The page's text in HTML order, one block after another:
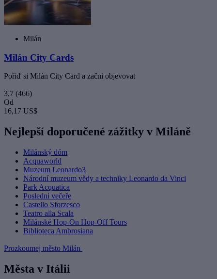
Milán
Milán City Cards
Pořiď si Milán City Card a začni objevovat
3,7 (466)
Od
16,17 US$
Nejlepší doporučené zážitky v Miláně
Milánský dóm
Acquaworld
Muzeum Leonardo3
Národní muzeum vědy a techniky Leonardo da Vinci
Park Acquatica
Poslední večeře
Castello Sforzesco
Teatro alla Scala
Milánské Hop-On Hop-Off Tours
Biblioteca Ambrosiana
Prozkoumej město Milán
Města v Itálii